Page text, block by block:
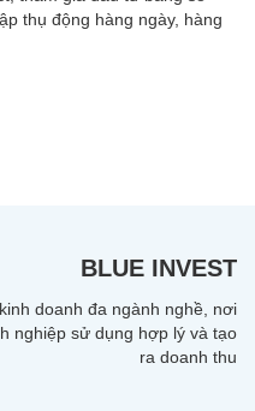
thụ động hàng ngày, hàng
BLUE INVEST
doanh đa ngành nghề, nơi
nghiệp sử dụng hợp lý và tạo
ra doanh thu